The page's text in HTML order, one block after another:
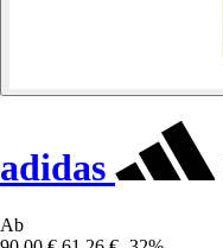
adidas
Ab